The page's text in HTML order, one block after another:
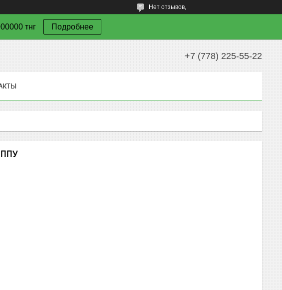
Нет отзывов,
тнг Подробнее
+7 (778) 225-55-22
ППУ